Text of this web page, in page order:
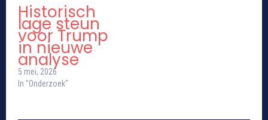
Historisch
lage steun
voor Trump
in nieuwe
analyse
5 mei, 2026
In "Onderzoek"